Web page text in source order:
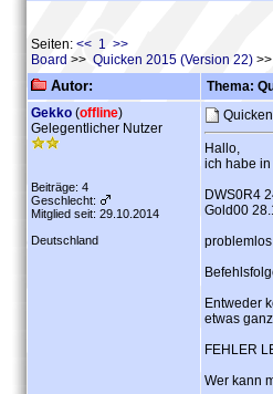
Seiten: << 1 >>
Board >> Quicken 2015 (Version 22) >>
Autor:
Thema:
Gekko (offline)
Gelegentlicher Nutzer
Beiträge: 4
Geschlecht:
Mitglied seit: 29.10.2014
Deutschland
Hallo,
ich habe
DWS0R4
Gold00
Entweder
etwas
FEHLER
Wer kann